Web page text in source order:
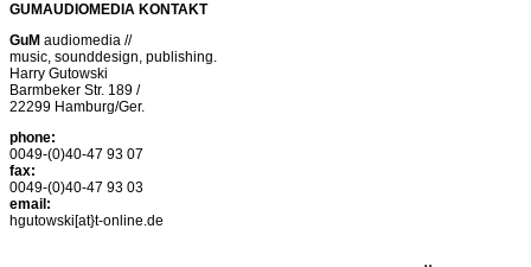
GUMAUDIOMEDIA KONTAKT
GuM audiomedia //
music, sounddesign, publishing.
Harry Gutowski
Barmbeker Str. 189 /
22299 Hamburg/Ger.
phone:
0049-(0)40-47 93 07
fax:
0049-(0)40-47 93 03
email:
hgutowski[at}t-online.de